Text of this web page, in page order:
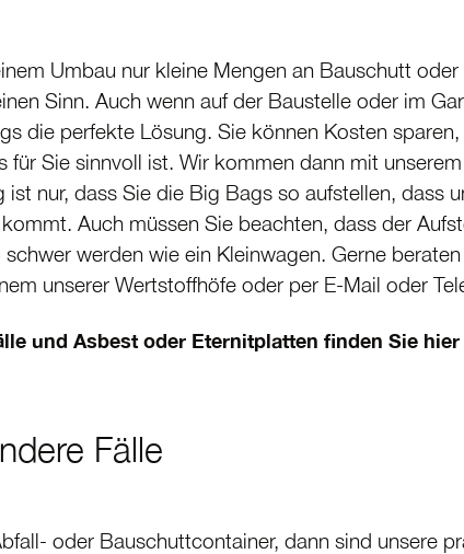
Umbau nur kleine Mengen an Bauschutt
Sinn. Auch wenn auf der Baustelle oder im
die perfekte Lösung. Sie können Kosten
Sie sinnvoll ist. Wir kommen dann mit
nur, dass Sie die Big Bags so aufstellen, dass
Auch müssen Sie beachten, dass der
werden wie ein Kleinwagen. Gerne
unserer Wertstoffhöfe oder per E-Mail oder
und Asbest oder Eternitplatten finden Sie
Fälle
oder Bauschutt­con­tainer, dann sind unsere